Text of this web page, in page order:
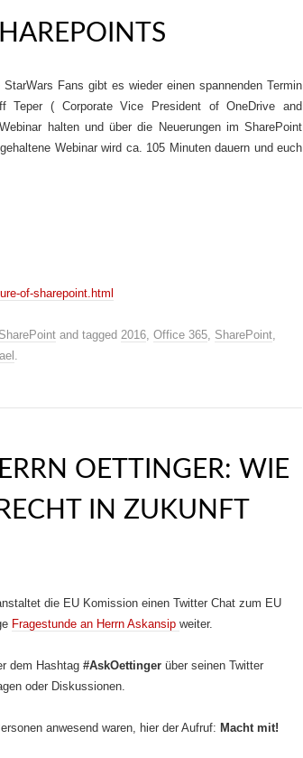
Fans gibt es wieder einen spannenden Termin
( Corporate Vice President of OneDrive and
halten und über die Neuerungen im SharePoint
Webinar wird ca. 105 Minuten dauern und euch
of-sharepoint.html
SharePoint and tagged 2016, Office 365, SharePoint,
.
OETTINGER: WIE
IN ZUKUNFT
die EU Komission einen Twitter Chat zum EU
Fragestunde an Herrn Askansip weiter.
dem Hashtag #AskOettinger über seinen Twitter
oder Diskussionen.
anwesend waren, hier der Aufruf: Macht mit!